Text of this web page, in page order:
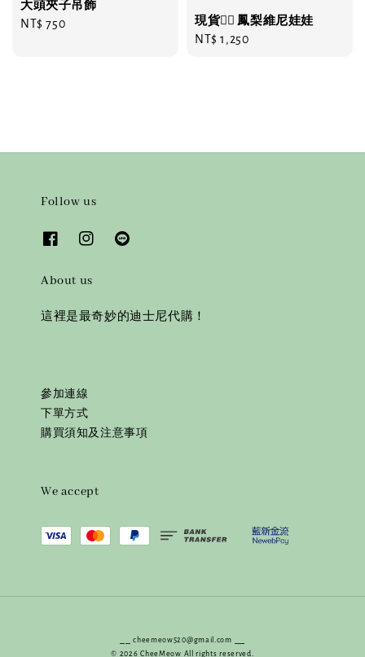
大頭夾子吊飾
Regular
NT$ 750 現貨❤️‍🔥 鳳梨維尼娃娃
Regular
NT$ 1,250
Follow us
About us
這裡是最奇妙的迪士尼代購！
參加連線
下單方式
購買須知及注意事項
We accept
⎯⎯ cheemeow520@gmail.com ⎯⎯
© 2026 CheeMeow All rights reserved.